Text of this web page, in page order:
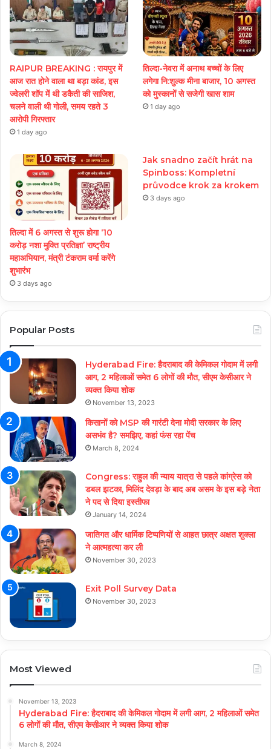
RAIPUR BREAKING : रायपुर में
आज रात होने वाला था बड़ा कांड, इस
ज्वेलरी शॉप में थी डकैती की साजिश,
चलने वाली थी गोली, समय रहते 3
आरोपी गिरफ्तार
1 day ago
तिल्दा-नेवरा में अनाथ बच्चों के लिए
लगेगा नि:शुल्क मीना बाजार, 10 अगस्त
को मुस्कानों से सजेगी खास शाम
1 day ago
तिल्दा में 6 अगस्त से शुरू होगा ‘10
करोड़ नशा मुक्ति प्रतिज्ञा’ राष्ट्रीय
महाअभियान, मंत्री टंकराम वर्मा करेंगे
शुभारंभ
3 days ago
Jak snadno začít hrát na
Spinboss: Kompletní
průvodce krok za krokem
3 days ago
Popular Posts
Hyderabad Fire: हैदराबाद की केमिकल गोदाम में लगी
आग, 2 महिलाओं समेत 6 लोगों की मौत, सीएम केसीआर ने
व्यक्त किया शोक
November 13, 2023
किसानों को MSP की गारंटी देना मोदी सरकार के लिए
असभंव है? समझिए, कहां फंस रहा पेंच
March 8, 2024
Congress: राहुल की न्याय यात्रा से पहले कांग्रेस को
डबल झटका, मिलिंद देवड़ा के बाद अब असम के इस बड़े नेता
ने पद से दिया इस्तीफा
January 14, 2024
जातिगत और धार्मिक टिप्पणियों से आहत छात्र अक्षत शुक्ला
ने आत्महत्या कर ली
November 30, 2023
Exit Poll Survey Data
November 30, 2023
Most Viewed
November 13, 2023
Hyderabad Fire: हैदराबाद की केमिकल गोदाम में लगी आग, 2 महिलाओं समेत
6 लोगों की मौत, सीएम केसीआर ने व्यक्त किया शोक
March 8, 2024